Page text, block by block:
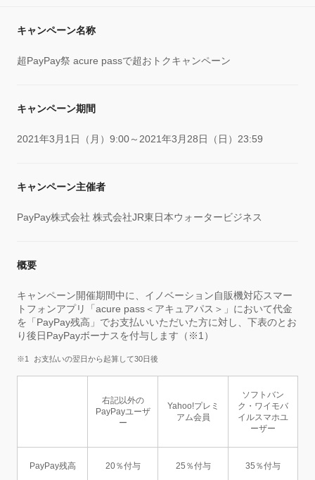
キャンペーン名称
超PayPay祭 acure passで超おトクキャンペーン
キャンペーン期間
2021年3月1日（月）9:00～2021年3月28日（日）23:59
キャンペーン主催者
PayPay株式会社 株式会社JR東日本ウォータービジネス
概要
キャンペーン開催期間中に、イノベーション自販機対応スマー
トフォンアプリ「acure pass＜アキュアパス＞」において代金
を「PayPay残高」でお支払いいただいた方に対し、下表のとお
り後日PayPayボーナスを付与します（※1）
お支払いの翌日から起算して30日後
右記以外の
PayPayユーザ
ー
Yahoo!プレミ
アム会員
ソフトバン
ク・ワイモバ
イルスマホユ
ーザー
PayPay残高 20％付与 25％付与 35％付与